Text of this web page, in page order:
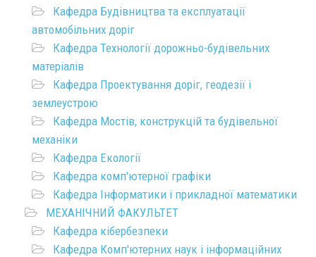
Кафедра Будівництва та експлуатації
автомобільних доріг
Кафедра Технології дорожньо-будівельних
матеріалів
Кафедра Проектування доріг, геодезії і
землеустрою
Кафедра Мостів, конструкцій та будівельної
механіки
Кафедра Екології
Кафедра комп'ютерної графіки
Кафедра Інформатики і прикладної математики
МЕХАНІЧНИЙ ФАКУЛЬТЕТ
Кафедра кібербезпеки
Кафедра Комп'ютерних наук і інформаційних